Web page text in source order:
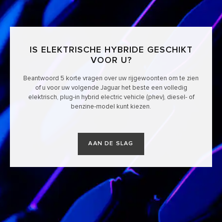
IS ELEKTRISCHE HYBRIDE GESCHIKT
VOOR U?
Beantwoord 5 korte vragen over uw rijgewoonten om te zien
of u voor uw volgende Jaguar het beste een volledig
elektrisch, plug-in hybrid electric vehicle (phev), diesel- of
benzine-model kunt kiezen.
AAN DE SLAG